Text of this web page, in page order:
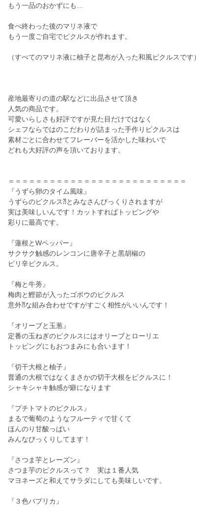
もう一品のおかずにも…
食べ終わった後のマリネ液で
もう一度ご自宅でピクルスが作れます。
（すべてのマリネ液に柚子と昆布が入った和風ピクルスです）
産地最寄りの道の駅などに出品させて頂き
人気の商品です。
可愛いらしさも好評ですが見た目だけではなく
シェフならではのこだわりが詰まった手作りピクルスは
素材ごとに合わせてフレーバーを活かした味わいで
どれも大好評の声を頂いております。
＝＝＝＝＝＝＝＝＝＝＝＝＝＝＝＝＝＝＝＝＝＝＝＝＝＝
『うずら卵のタイム風味』
うずらのピクルス⁈とみなさんびっくりされますが
実は美味しいんです！カットすればトッピングや
彩りに最高です。
『蓮根とWペッパー』
サクサク触感のレンコンに唐辛子と黒胡椒の
ピリ辛ピクルス。
『梅と牛蒡』
梅肉と鰹節が入ったゴボウのピクルス
意外⁈な組み合わせですがすごく相性がいいんです！
『オリーブと玉葱』
定番の玉ねぎのピクルスにはオリーブとローリエ
トッピングにもおつまみにも合います！
『切干大根と柚子』
普通の大根ではなくまさかの切干大根をピクルスに！
シャキシャキ触感が癖になります
『プチトマトのピクルス』
まるで葡萄のようなフルーティで甘くて
ほんのり甘酸っぱい
みんなびっくりしてます！
『さつま芋とレーズン』
さつま芋のピクルスって？ 実は１番人気
マヨネーズと和えてサラダにしても美味しいです。
『３色パプリカ』